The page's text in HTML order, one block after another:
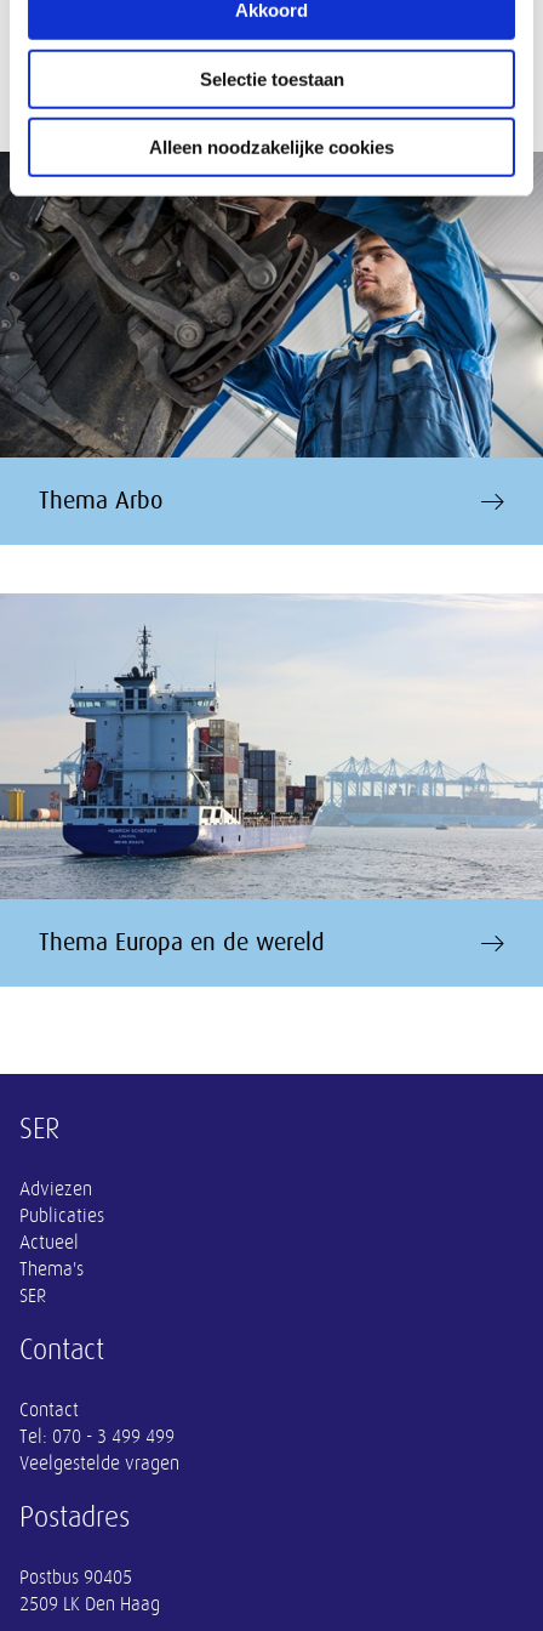
Akkoord
Selectie toestaan
Alleen noodzakelijke cookies
Thema Arbo
Thema Europa en de wereld
Overige informatie
SER
Adviezen
Publicaties
Actueel
Thema's
SER
Contact
Contact
Tel: 070 - 3 499 499
Veelgestelde vragen
Postadres
Postbus 90405
2509 LK Den Haag